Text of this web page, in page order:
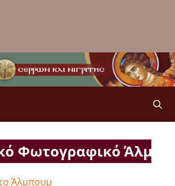
Φωτογραφικό
Άλμπουμ